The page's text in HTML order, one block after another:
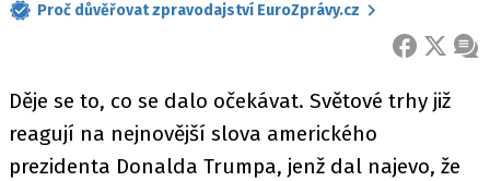
Proč důvěřovat zpravodajství EuroZprávy.cz
FACEBOOK
X
Děje se to, co se dalo očekávat. Světové trhy již
reagují na nejnovější slova amerického
prezidenta Donalda Trumpa, jenž dal najevo, že